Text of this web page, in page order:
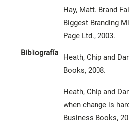
Bibliografía
Hay, Matt. Brand
Biggest Branding
Page Ltd., 2003.
Heath, Chip and
Books, 2008.
Heath, Chip and
when change is
Business Books,